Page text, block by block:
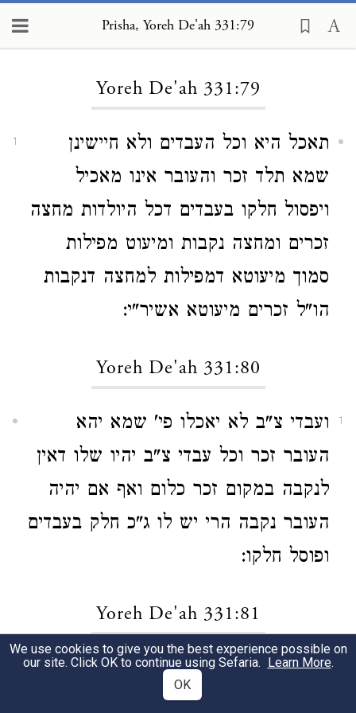
Prisha, Yoreh De'ah 331:79
Yoreh De'ah 331:79
1
תאכל היא וכל העבדים ולא חיישינן
שמא תלד זכר והעובר אינו מאכיל
ויפסול חלקו בעבדים דכל היולדות מחצה
זכרים ומחצה נקבות ומיעוט מפילות
סמוך מיעוטא דמפילות למחצה דנקבות
הו"ל זכרים מיעוטא אשיר"י:
Yoreh De'ah 331:80
1
ועבדי צ"ב לא יאכלו פי' שמא יהא
העובר זכר וכל עבדי צ"ב יהיו שלו דאין
לנקבה במקום זכר כלום ואף אם יהיה
העובר נקבה הרי יש לו ג"כ חלק בעבדים
ופוסל חלקו:
Yoreh De'ah 331:81
ובת כהן שנשאת לכהן ומת והניחה כו'
דבת כהן לא שייך למימר שהעובר הוא
We use cookies to give you the best experience possible on
our site. Click OK to continue using Sefaria. Learn More.
OK